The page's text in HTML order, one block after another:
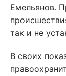
Емельянов.
так и не
В своих